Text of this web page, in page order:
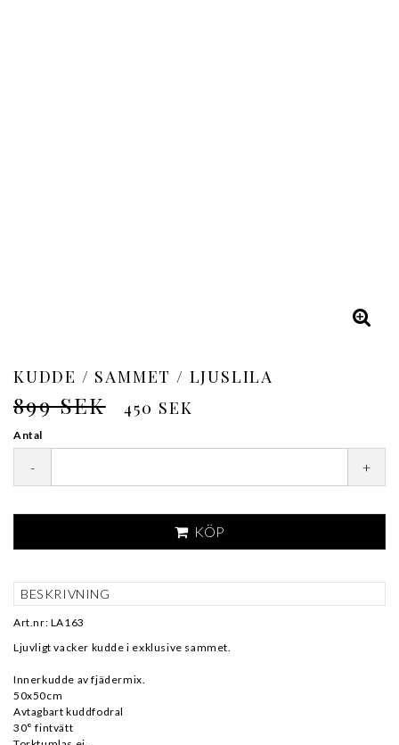
KUDDE / SAMMET / LJUSLILA
899 SEK 450 SEK
Antal
- +
KÖP
BESKRIVNING
Art.nr: LA163
Ljuvligt vacker kudde i exklusive sammet.
Innerkudde av fjädermix.
50x50cm
Avtagbart kuddfodral
30° fintvätt